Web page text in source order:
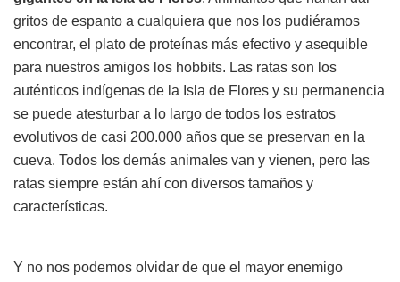
gritos de espanto a cualquiera que nos los pudiéramos
encontrar, el plato de proteínas más efectivo y asequible
para nuestros amigos los hobbits. Las ratas son los
auténticos indígenas de la Isla de Flores y su permanencia
se puede atesturbar a lo largo de todos los estratos
evolutivos de casi 200.000 años que se preservan en la
cueva. Todos los demás animales van y vienen, pero las
ratas siempre están ahí con diversos tamaños y
características.
Y no nos podemos olvidar de que el mayor enemigo